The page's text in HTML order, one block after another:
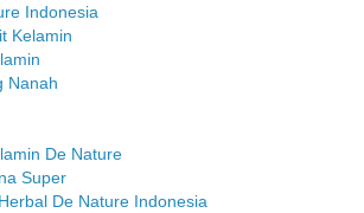
Indonesia
Kelamin
Nanah
De Nature
Super
De Nature Indonesia